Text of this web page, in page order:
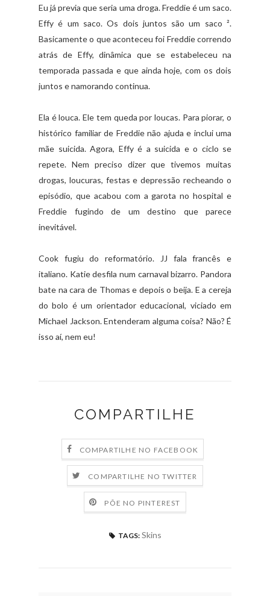
Eu já previa que seria uma droga. Freddie é um saco.
Effy é um saco. Os dois juntos são um saco ².
Basicamente o que aconteceu foi Freddie correndo
atrás de Effy, dinâmica que se estabeleceu na
temporada passada e que ainda hoje, com os dois
juntos e namorando continua.
Ela é louca. Ele tem queda por loucas. Para piorar, o
histórico familiar de Freddie não ajuda e inclui uma
mãe suicida. Agora, Effy é a suicida e o ciclo se
repete. Nem preciso dizer que tivemos muitas
drogas, loucuras, festas e depressão recheando o
episódio, que acabou com a garota no hospital e
Freddie fugindo de um destino que parece
inevitável.
Cook fugiu do reformatório. JJ fala francês e
italiano. Katie desfila num carnaval bizarro. Pandora
bate na cara de Thomas e depois o beija. E a cereja
do bolo é um orientador educacional, viciado em
Michael Jackson. Entenderam alguma coisa? Não? É
isso aí, nem eu!
COMPARTILHE
COMPARTILHE NO FACEBOOK
COMPARTILHE NO TWITTER
PÕE NO PINTEREST
TAGS: Skins